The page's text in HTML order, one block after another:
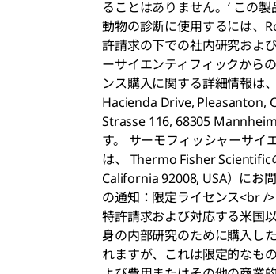
ることはありません。′ この
動物の診断に使用するには、
許請求の下での社内研究およ
ーサイエンティフィックから
ンス購入に関する詳細情報
Hacienda Drive, Pleasanton,
Strasse 116, 68305
す。 サーモフィッシャーサイ
は、 Thermo Fisher
California 92008, USA）にお
の通知：限定ライセンス<br /
特許請求および対応する米国
身の内部研究のために購入し
れますが、これは限定的なも